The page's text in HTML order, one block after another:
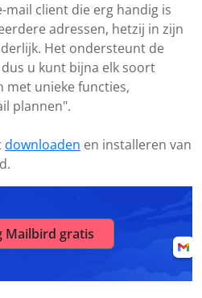
mail client die erg handig is
adressen, hetzij in zijn
Het ondersteunt de
u kunt bijna elk soort
met unieke functies,
plannen".
downloaden en installeren van
Mailbird gratis